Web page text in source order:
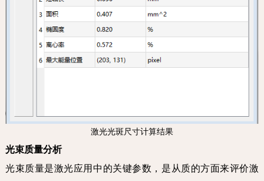
激光光斑尺寸计算结果
光束质量分析
光束质量是激光应用中的关键参数，是从质的方面来评价激